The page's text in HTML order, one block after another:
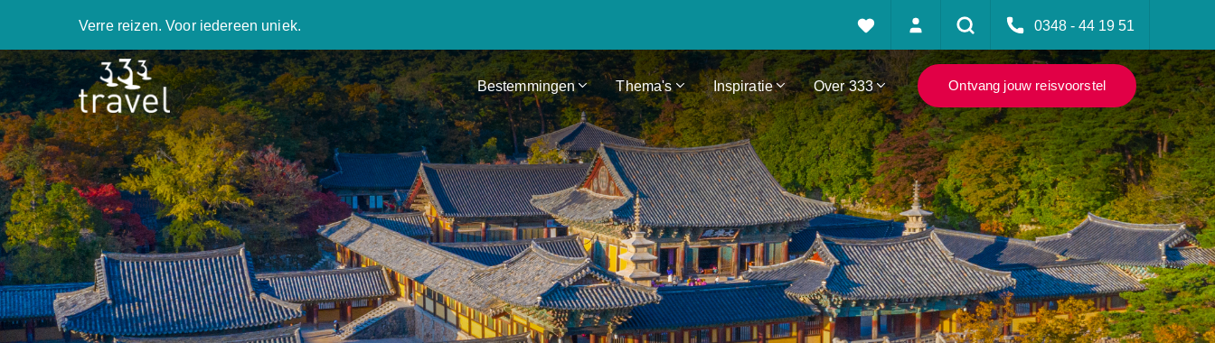
Verre reizen. Voor iedereen uniek. 0348 - 44 19 51
Bestemmingen Thema's Inspiratie Over 333 Ontvang jouw reisvoorstel